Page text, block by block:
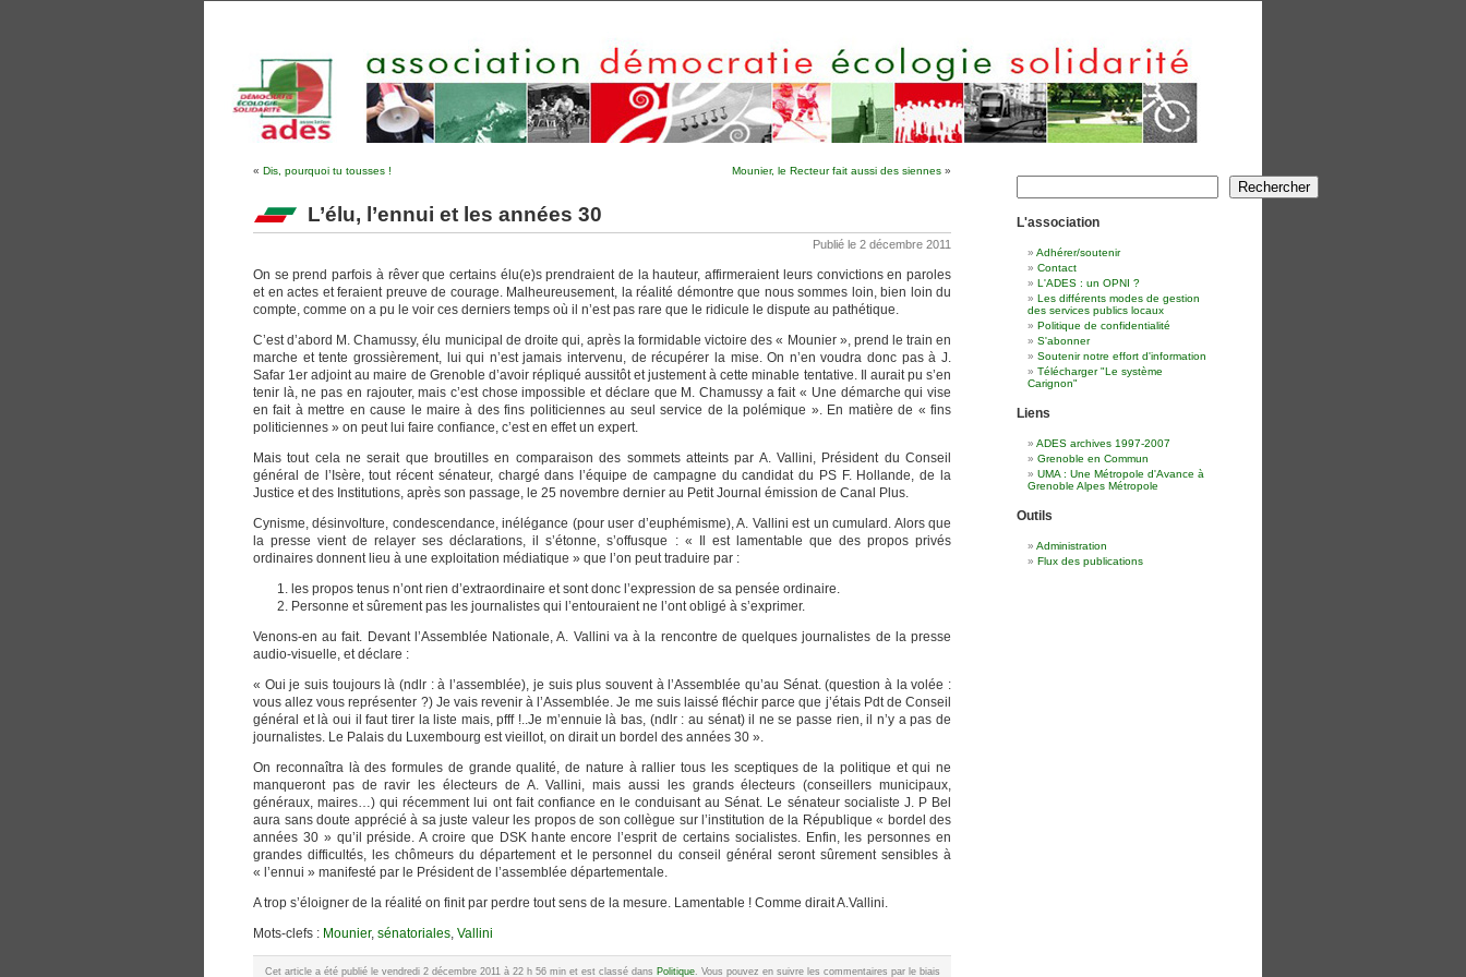
« Dis, pourquoi tu tousses ! Mounier, le Recteur fait aussi des siennes »
L’élu, l’ennui et les années 30
Publié le 2 décembre 2011
On se prend parfois à rêver que certains élu(e)s prendraient de la hauteur, affirmeraient leurs convictions en paroles
et en actes et feraient preuve de courage. Malheureusement, la réalité démontre que nous sommes loin, bien loin du
compte, comme on a pu le voir ces derniers temps où il n’est pas rare que le ridicule le dispute au pathétique.
C’est d’abord M. Chamussy, élu municipal de droite qui, après la formidable victoire des « Mounier », prend le train en
marche et tente grossièrement, lui qui n’est jamais intervenu, de récupérer la mise. On n’en voudra donc pas à J.
Safar 1er adjoint au maire de Grenoble d’avoir répliqué aussitôt et justement à cette minable tentative. Il aurait pu s’en
tenir là, ne pas en rajouter, mais c’est chose impossible et déclare que M. Chamussy a fait « Une démarche qui vise
en fait à mettre en cause le maire à des fins politiciennes au seul service de la polémique ». En matière de « fins
politiciennes » on peut lui faire confiance, c’est en effet un expert.
Mais tout cela ne serait que broutilles en comparaison des sommets atteints par A. Vallini, Président du Conseil
général de l’Isère, tout récent sénateur, chargé dans l’équipe de campagne du candidat du PS F. Hollande, de la
Justice et des Institutions, après son passage, le 25 novembre dernier au Petit Journal émission de Canal Plus.
Cynisme, désinvolture, condescendance, inélégance (pour user d’euphémisme), A. Vallini est un cumulard. Alors que
la presse vient de relayer ses déclarations, il s’étonne, s’offusque : « Il est lamentable que des propos privés
ordinaires donnent lieu à une exploitation médiatique » que l’on peut traduire par :
les propos tenus n’ont rien d’extraordinaire et sont donc l’expression de sa pensée ordinaire.
Personne et sûrement pas les journalistes qui l’entouraient ne l’ont obligé à s’exprimer.
Venons-en au fait. Devant l’Assemblée Nationale, A. Vallini va à la rencontre de quelques journalistes de la presse
audio-visuelle, et déclare :
« Oui je suis toujours là (ndlr : à l’assemblée), je suis plus souvent à l’Assemblée qu’au Sénat. (question à la volée :
vous allez vous représenter ?) Je vais revenir à l’Assemblée. Je me suis laissé fléchir parce que j’étais Pdt de Conseil
général et là oui il faut tirer la liste mais, pfff !..Je m’ennuie là bas, (ndlr : au sénat) il ne se passe rien, il n’y a pas de
journalistes. Le Palais du Luxembourg est vieillot, on dirait un bordel des années 30 ».
On reconnaîtra là des formules de grande qualité, de nature à rallier tous les sceptiques de la politique et qui ne
manqueront pas de ravir les électeurs de A. Vallini, mais aussi les grands électeurs (conseillers municipaux,
généraux, maires…) qui récemment lui ont fait confiance en le conduisant au Sénat. Le sénateur socialiste J. P Bel
aura sans doute apprécié à sa juste valeur les propos de son collègue sur l’institution de la République « bordel des
années 30 » qu’il préside. A croire que DSK hante encore l’esprit de certains socialistes. Enfin, les personnes en
grandes difficultés, les chômeurs du département et le personnel du conseil général seront sûrement sensibles à
« l’ennui » manifesté par le Président de l’assemblée départementale.
A trop s’éloigner de la réalité on finit par perdre tout sens de la mesure. Lamentable ! Comme dirait A.Vallini.
Mots-clefs : Mounier, sénatoriales, Vallini
Cet article a été publié le vendredi 2 décembre 2011 à 22 h 56 min et est classé dans Politique. Vous pouvez en suivre les commentaires par le biais
Rechercher Rechercher
L'association
Adhérer/soutenir
Contact
L'ADES : un OPNI ?
Les différents modes de gestion
des services publics locaux
Politique de confidentialité
S'abonner
Soutenir notre effort d'information
Télécharger "Le système
Carignon"
Liens
ADES archives 1997-2007
Grenoble en Commun
UMA : Une Métropole d'Avance à
Grenoble Alpes Métropole
Outils
Administration
Flux des publications